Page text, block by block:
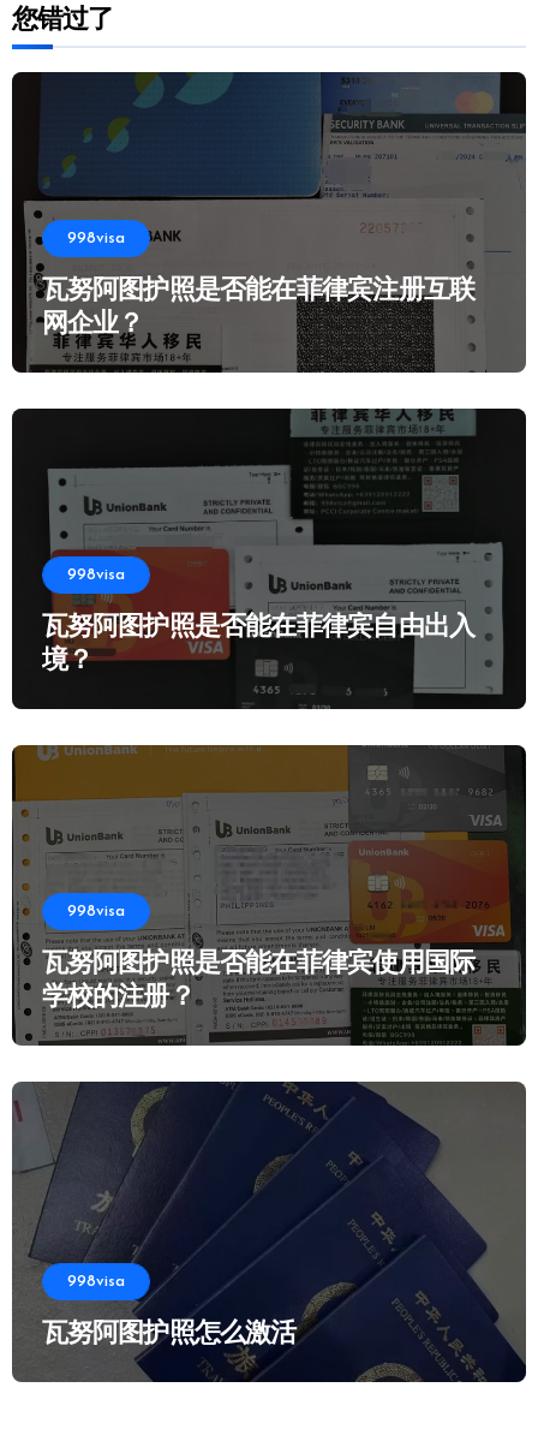
您错过了
998visa
瓦努阿图护照是否能在菲律宾注册互联
网企业？
998visa
瓦努阿图护照是否能在菲律宾自由出入
境？
998visa
瓦努阿图护照是否能在菲律宾使用国际
学校的注册？
998visa
瓦努阿图护照怎么激活